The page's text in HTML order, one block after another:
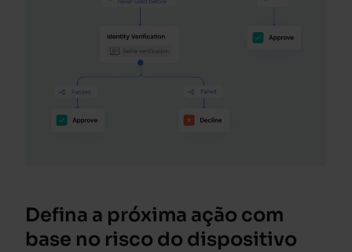
Defina a próxima ação com
base no risco do dispositivo